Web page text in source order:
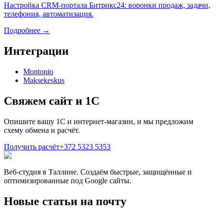
Настройка CRM-портала Битрикс24: воронки продаж, задачи,
телефония, автоматизация.
Подробнее →
Интеграции
Montonio
Maksekeskus
Свяжем сайт и 1С
Опишите вашу 1С и интернет-магазин, и мы предложим
схему обмена и расчёт.
Получить расчёт+372 5323 5353
Веб-студия в Таллине. Создаём быстрые, защищённые и
оптимизированные под Google сайты.
Новые статьи на почту